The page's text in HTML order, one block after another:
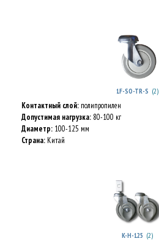
1F-SO-TR-S (2)
Контактный слой: полипропилен
Допустимая нагрузка: 80-100 кг
Диаметр: 100-125 мм
Страна: Китай
K-H-125 (2)